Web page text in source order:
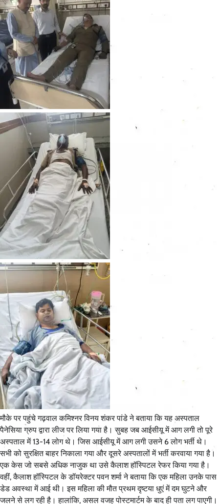
मौके पर पहुंचे गढ़वाल कमिश्नर विनय शंकर पांडे ने बताया कि यह अस्पताल
पैनेसिया ग्रुप द्वारा लीज पर लिया गया है। सुबह जब आईसीयू में आग लगी तो पूरे
अस्पताल में 13-14 लोग थे। जिस आईसीयू में आग लगी उसने 6 लोग भर्ती थे।
सभी को सुरक्षित बाहर निकाला गया और दूसरे अस्पतालों में भर्ती करवाया गया है।
एक केस जो सबसे अधिक नाजुक था उसे कैलाश हॉस्पिटल रेफर किया गया है।
वहीं, कैलाश हॉस्पिटल के डॉयरेक्टर पवन शर्मा ने बताया कि एक महिला उनके पास
डेड अवस्था में आई थी। इस महिला की मौत प्रथम दृष्टया धुएं में दम घुटने और
जलने से लग रही है। हालांकि, असल वजह पोस्टमार्टम के बाद ही पता लग पाएगी।